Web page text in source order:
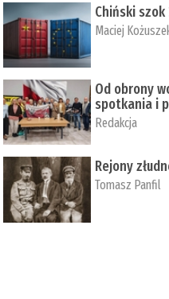
Chiński szok
Maciej
Od obrony
spotkania i
Redakcja
Rejony
Tomasz Panfil